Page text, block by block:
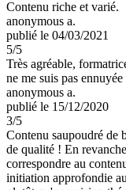
Contenu riche et varié.
anonymous a.
publié le 04/03/2021
5/5
Très agréable,
ne me suis pas
anonymous a.
publié le 15/12/2020
3/5
Contenu saupoudré de
de qualité ! En
correspondre au
initiation approfondie